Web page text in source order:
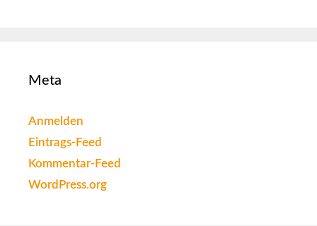
Meta
Anmelden
Eintrags-Feed
Kommentar-Feed
WordPress.org